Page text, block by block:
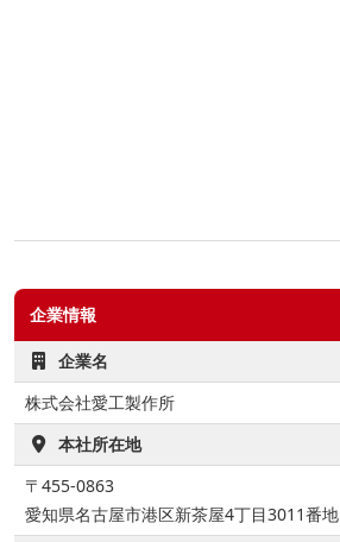
企業情報
企業名
株式会社愛工製作所
本社所在地
〒455-0863
愛知県名古屋市港区新茶屋4丁目3011番地